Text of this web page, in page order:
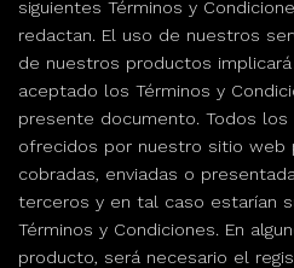
siguientes Términos y
redactan. El uso de nuestros
de nuestros productos
aceptado los Términos y
presente documento. Todos
ofrecidos por nuestro sitio web
cobradas, enviadas o
terceros y en tal caso estarían
Términos y Condiciones. En
producto, será necesario el